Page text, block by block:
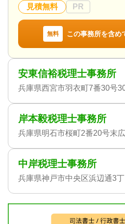
見積無料 PR
無料 この事務所を含め
安東信裕税理士事務所
岸本毅税理士事務所
兵庫県明石市桜町2番20号末
中岸税理士事務所
兵庫県神戸市中央区浜辺通3